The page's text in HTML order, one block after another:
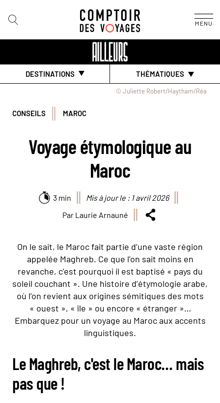
MENU
DESTINATIONS THÉMATIQUES
© Juliette Robert/Haytham/Réa
CONSEILS MAROC
Voyage étymologique au
Maroc
3 min
Mis à jour le : 1 avril 2026
Par Laurie Arnauné
On le sait, le Maroc fait partie d’une vaste région
appelée Maghreb. Ce que l’on sait moins en
revanche, c’est pourquoi il est baptisé « pays du
soleil couchant ». Une histoire d’étymologie arabe,
où l’on revient aux origines sémitiques des mots
« ouest », « île » ou encore « étranger »…
Embarquez pour un voyage au Maroc aux accents
linguistiques.
Le Maghreb, c'est le Maroc… mais
pas que !